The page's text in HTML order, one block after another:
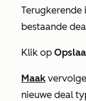
Terugkerende
bestaande
Klik op
Maak
nieuwe deal